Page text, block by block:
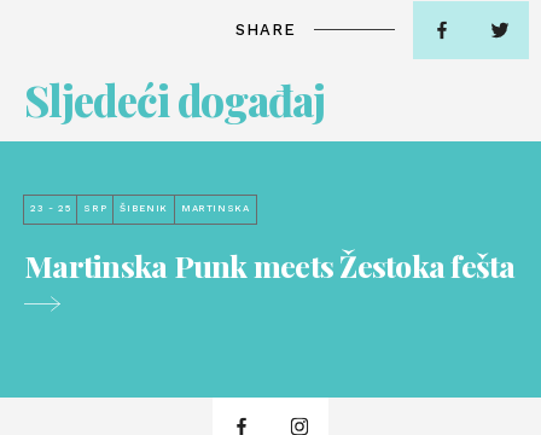
SHARE
Sljedeći događaj
23 - 25 SRP ŠIBENIK MARTINSKA
Martinska Punk meets Žestoka fešta